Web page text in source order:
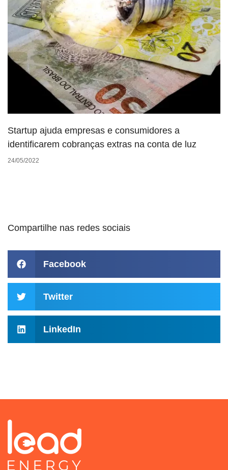
Startup ajuda empresas e consumidores a
identificarem cobranças extras na conta de luz
24/05/2022
Compartilhe nas redes sociais
Facebook
Twitter
LinkedIn